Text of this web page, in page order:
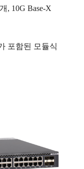
, 10G Base-X
포함된 모듈식